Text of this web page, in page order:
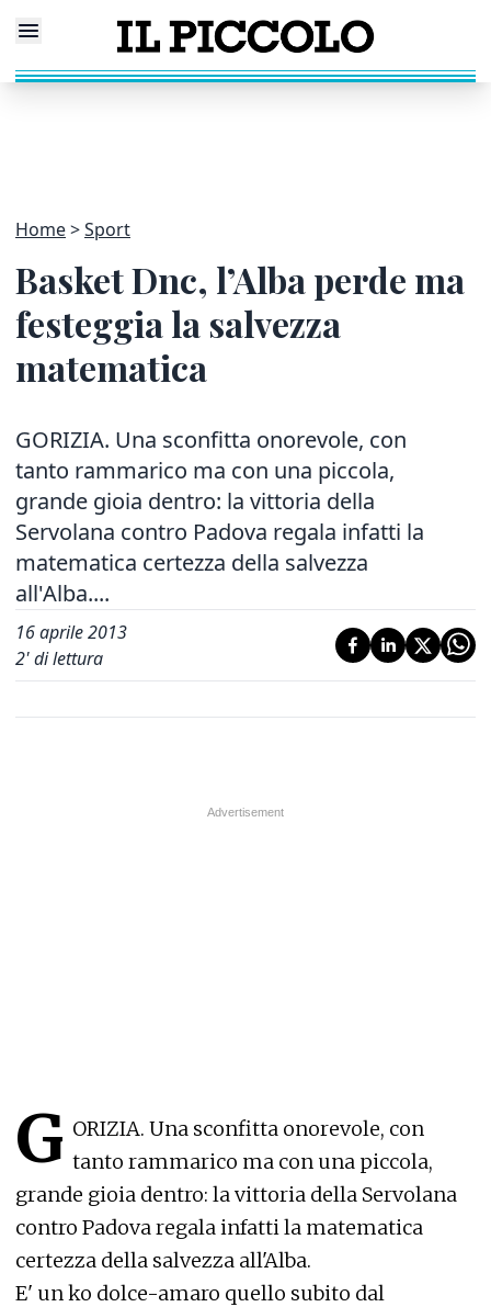
Home Sport
Basket Dnc, l’Alba perde ma
festeggia la salvezza
matematica
GORIZIA. Una sconfitta onorevole, con
tanto rammarico ma con una piccola,
grande gioia dentro: la vittoria della
Servolana contro Padova regala infatti la
matematica certezza della salvezza
all'Alba....
16 aprile 2013
2' di lettura
G ORIZIA. Una sconfitta onorevole, con
tanto rammarico ma con una piccola,
grande gioia dentro: la vittoria della Servolana
contro Padova regala infatti la matematica
certezza della salvezza all'Alba.
E' un ko dolce-amaro quello subito dal